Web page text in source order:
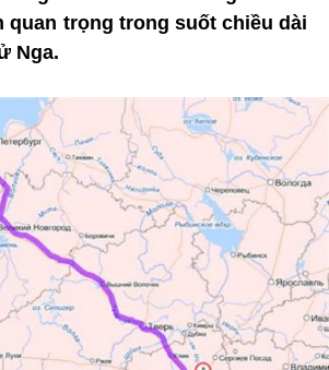
quan trọng trong suốt chiều dài
Nga.